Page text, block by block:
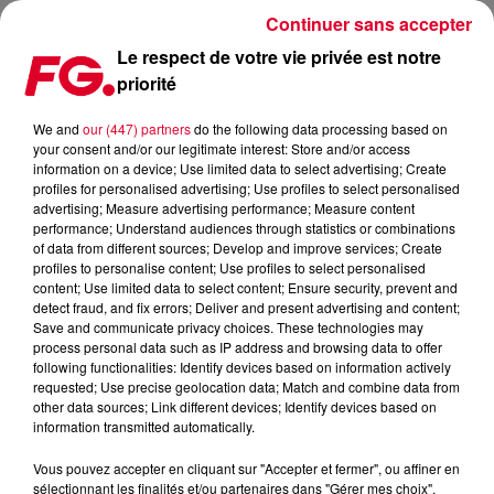
NTO INVITÉ DE L'HAPPY HOUR FG CE SOIR !
Publié : 6 octobre 2021 à 11h39 par Christophe HUBERT
Le respect de votre vie privée est notre
priorité
We and our (447) partnersdo the following data processing based on
your consent and/or our legitimate interest: Store and/or access
information on a device; Use limited data to select advertising; Create
profiles for personalised advertising; Use profiles to select personalised
advertising; Measure advertising performance; Measure content
performance; Understand audiences through statistics or combinations
of data from different sources; Develop and improve services; Create
profiles to personalise content; Use profiles to select personalised
content; Use limited data to select content; Ensure security, prevent and
detect fraud, and fix errors; Deliver and present advertising and content;
Save and communicate privacy choices. These technologies may
process personal data such as IP address and browsing data to offer
following functionalities: Identify devices based on information actively
requested; Use precise geolocation data; Match and combine data from
other data sources; Link different devices; Identify devices based on
information transmitted automatically.
Vous pouvez accepter en cliquant sur "Accepter et fermer", ou affiner en
sélectionnant les finalités et/ou partenaires dans "Gérer mes choix".
Continuer sans accepter